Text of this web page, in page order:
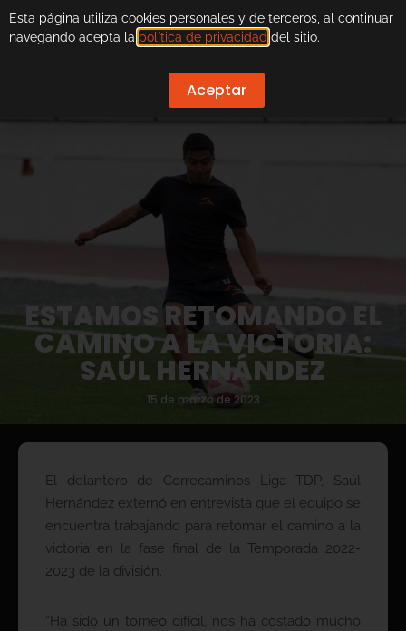
ESTAMOS RETOMANDO EL
CAMINO A LA VICTORIA:
SAÚL HERNÁNDEZ
15 de marzo de 2023
El delantero de Correcaminos Liga TDP, Saúl
Hernández externó en entrevista que el equipo se
encuentra trabajando para retomar el camino a la
victoria en la fase final de la Temporada 2022-
2023 de la división.
“Ha sido un torneo difícil, nos ha costado mucho
Esta página utiliza cookies personales y de terceros, al continuar
navegando acepta la política de privacidad del sitio.
Aceptar